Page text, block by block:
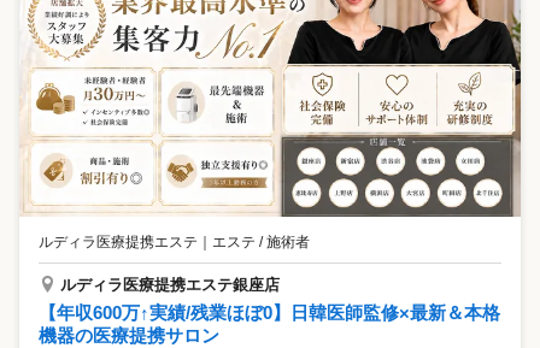
スタッフも！ ●女性のためのキャリアアップ制度 キレイサローネは経
験・年齢に関係無くキャリアアップできるチャンスが豊富。 店長、エリ
アマネージャー、トレーナーなどの役職を用意しており、実績を着実に
積み重ね入社1年ほどで店長に昇進したスタッフもいます！ 育休復帰後
の時短社員もおり、女性にとって働きやすく長く勤められる環境です。
●入社すぐでも着実に成長できる【少人数研修制度】 最大でも6名の新人
研修ではトレーナーが一人一人に合わせて丁寧に指導。 ベテラントレー
ナーが皆さんの良い部分を伸ばしてくれます。 分からないことはすぐに
聞ける環境で、技術に自信を持った状態でサロンデビュー！ ●チームワ
ーク 各店舗のスタッフ人数は4～12名。このくらいの規模だから保てる
で出かけるスタッフもいたりとスタッフ同士の仲が良く、和気あいあい
と働いています ●高いスタッフ満足度 私たちキレイサローネは、関東エ
リアに8店舗を展開中。 決して大きな会社ではありませんが、だからこ
そ皆さんの【働く環境の改善をスピード感をもって対応】できます。 た
くさんのスタッフの声を反映させてきた結果、スタッフ定着率・スタッ
ルディラ医療提携エステ ｜ エステ / 施術者
ルディラ医療提携エステ銀座店
【年収600万↑実績/残業ほぼ0】日韓医師監修×最新＆本格
機器の医療提携サロン